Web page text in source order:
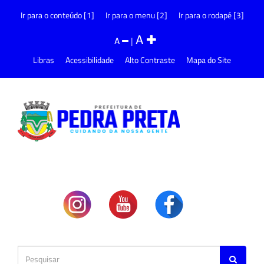
Ir para o conteúdo [1] Ir para o menu [2] Ir para o rodapé [3]
A |A
Libras Acessibilidade Alto Contraste Mapa do Site